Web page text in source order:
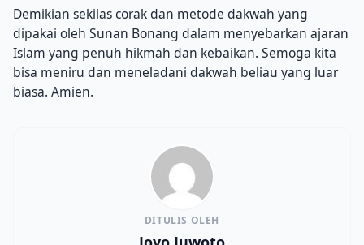
Demikian sekilas corak dan metode dakwah yang
dipakai oleh Sunan Bonang dalam menyebarkan ajaran
Islam yang penuh hikmah dan kebaikan. Semoga kita
bisa meniru dan meneladani dakwah beliau yang luar
biasa. Amien.
DITULIS OLEH